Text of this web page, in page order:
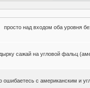
просто над входом оба уровня
сажай на угловой фальц
ошибаетесь с американским и